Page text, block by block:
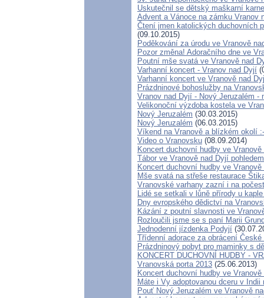
Uskutečnil se dětský maškarní
Advent a Vánoce na zámku Vranov
Čtení jmen katolických duchovních
(09.10.2015)
Poděkování za úrodu ve Vranově
Pozor změna! Adoračního dne ve
Poutní mše svatá ve Vranově nad
Varhanní koncert - Vranov nad Dyjí
Varhanní koncert ve Vranově nad
Prázdninové bohoslužby na
Vranov nad Dyjí - Nový Jeruzalém -
Velikonoční výzdoba kostela ve
Nový Jeruzalém (30.03.2015)
Nový Jeruzalém (06.03.2015)
Víkend na Vranově a blízkém okolí
Video o Vranovsku (08.09.2014)
Koncert duchovní hudby ve
Tábor ve Vranově nad Dyjí
Koncert duchovní hudby ve
Mše svatá na střeše restaurace
Vranovské varhany zazní i na
Lidé se setkali v lůně přírody u
Dny evropského dědictví na
Kázání z poutní slavnosti ve
Rozloučili jsme se s paní Marii
Jednodenní jízdenka Podyjí
Třídenní adorace za obrácení České
Prázdninový pobyt pro maminky s
KONCERT DUCHOVNÍ HUDBY -
Vranovská porta 2013 (25.06.2013)
Koncert duchovní hudby ve
Máte i Vy adoptovanou dceru v Indii
Pouť Nový Jeruzalém ve Vranově